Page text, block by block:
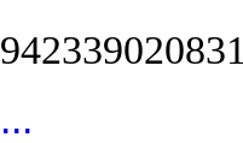
942339020831
...